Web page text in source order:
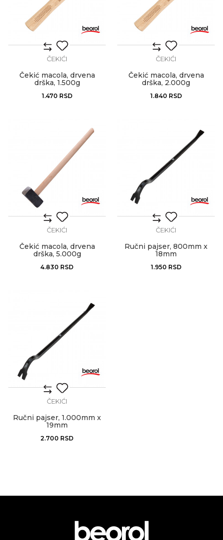
ČEKIĆI
Čekić macola, drvena
drška, 1.500g
1.470 RSD
ČEKIĆI
Čekić macola, drvena
drška, 2.000g
1.840 RSD
ČEKIĆI
Čekić macola, drvena
drška, 5.000g
4.830 RSD
ČEKIĆI
Ručni pajser, 800mm x
18mm
1.950 RSD
ČEKIĆI
Ručni pajser, 1.000mm x
19mm
2.700 RSD